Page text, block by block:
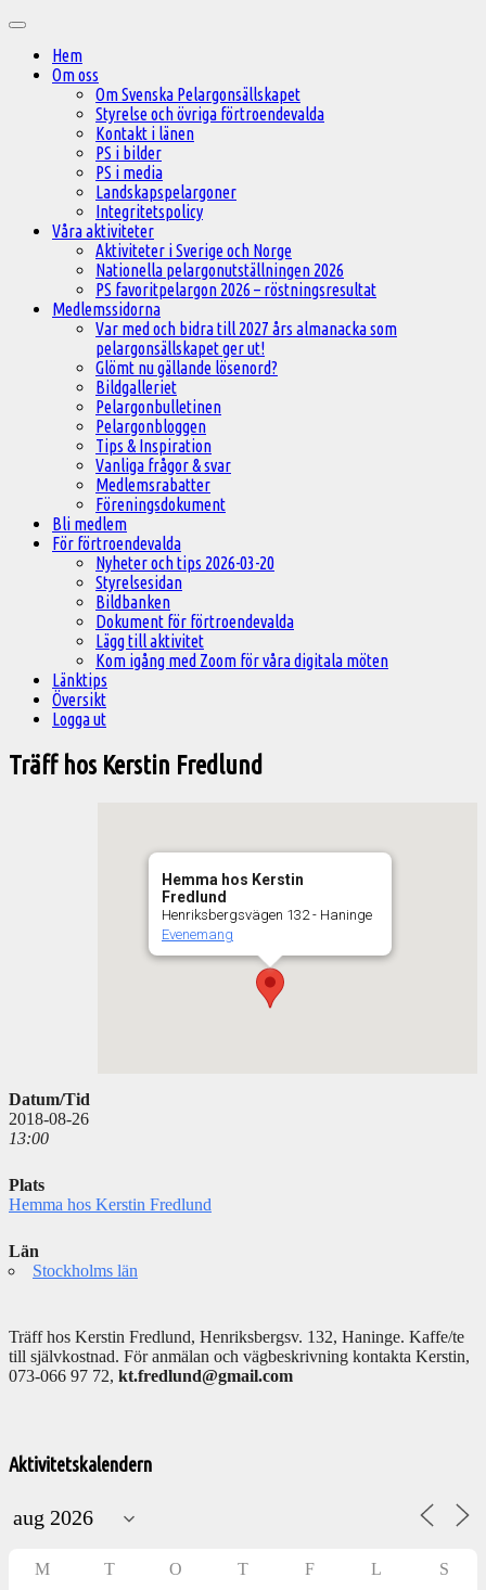
innehåll
Huvudmeny
Hem
Om oss
Om Svenska Pelargonsällskapet
Styrelse och övriga förtroendevalda
Kontakt i länen
PS i bilder
PS i media
Landskapspelargoner
Integritetspolicy
Våra aktiviteter
Aktiviteter i Sverige och Norge
Nationella pelargonutställningen 2026
PS favoritpelargon 2026 – röstningsresultat
Medlemssidorna
Var med och bidra till 2027 års almanacka som
pelargonsällskapet ger ut!
Glömt nu gällande lösenord?
Bildgalleriet
Pelargonbulletinen
Pelargonbloggen
Tips & Inspiration
Vanliga frågor & svar
Medlemsrabatter
Föreningsdokument
Bli medlem
För förtroendevalda
Nyheter och tips 2026-03-20
Styrelsesidan
Bildbanken
Dokument för förtroendevalda
Lägg till aktivitet
Kom igång med Zoom för våra digitala möten
Länktips
Översikt
Logga ut
Träff hos Kerstin Fredlund
Hemma hos Kerstin
Fredlund
Henriksbergsvägen 132 - Haninge
Evenemang
Datum/Tid
2018-08-26
13:00
Plats
Hemma hos Kerstin Fredlund
Län
Stockholms län
Träff hos Kerstin Fredlund, Henriksbergsv. 132, Haninge. Kaffe/te
till självkostnad. För anmälan och vägbeskrivning kontakta Kerstin,
073-066 97 72, kt.fredlund@gmail.com
till
aktiviteter
Aktivitetskalendern
M T O T F L S